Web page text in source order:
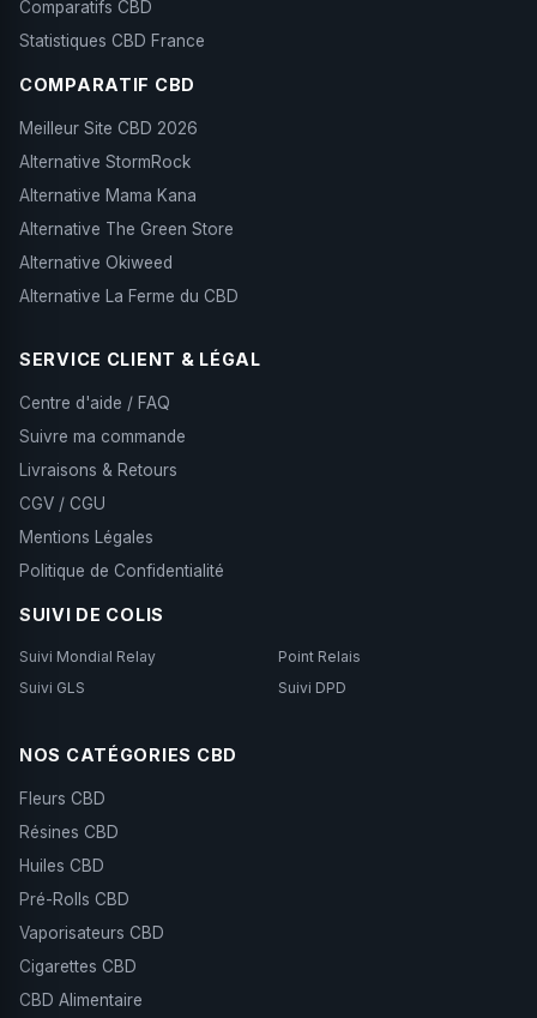
Comparatifs CBD
Statistiques CBD France
COMPARATIF CBD
Meilleur Site CBD 2026
Alternative StormRock
Alternative Mama Kana
Alternative The Green Store
Alternative Okiweed
Alternative La Ferme du CBD
SERVICE CLIENT & LÉGAL
Centre d'aide / FAQ
Suivre ma commande
Livraisons & Retours
CGV / CGU
Mentions Légales
Politique de Confidentialité
SUIVI DE COLIS
Suivi Mondial Relay
Point Relais
Suivi GLS
Suivi DPD
NOS CATÉGORIES CBD
Fleurs CBD
Résines CBD
Huiles CBD
Pré-Rolls CBD
Vaporisateurs CBD
Cigarettes CBD
CBD Alimentaire